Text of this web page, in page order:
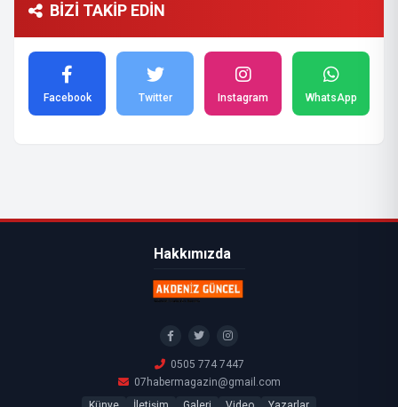
BİZİ TAKİP EDİN
Facebook Twitter Instagram WhatsApp
Hakkımızda
0505 774 7447
07habermagazin@gmail.com